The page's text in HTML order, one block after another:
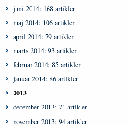
juni 2014: 168 artikler
maj 2014: 106 artikler
april 2014: 79 artikler
marts 2014: 93 artikler
februar 2014: 85 artikler
januar 2014: 86 artikler
2013
december 2013: 71 artikler
november 2013: 94 artikler